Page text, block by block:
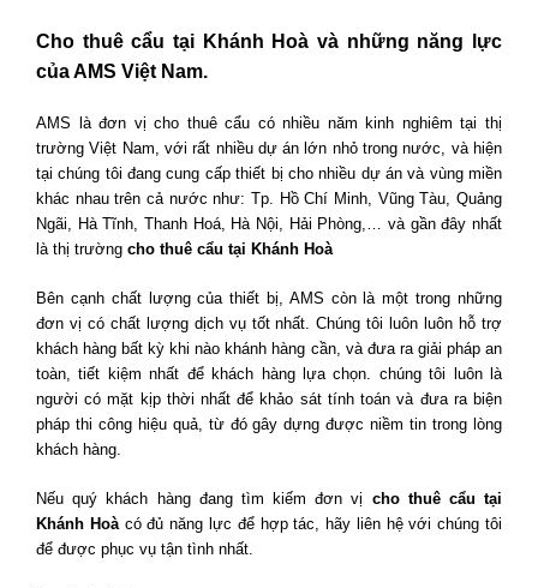
Cho thuê cẩu tại Khánh Hoà và những năng lực
của AMS Việt Nam.
AMS là đơn vị cho thuê cẩu có nhiều năm kinh nghiêm tại thị
trường Việt Nam, với rất nhiều dự án lớn nhỏ trong nước, và hiện
tại chúng tôi đang cung cấp thiết bị cho nhiều dự án và vùng miền
khác nhau trên cả nước như: Tp. Hồ Chí Minh, Vũng Tàu, Quảng
Ngãi, Hà Tĩnh, Thanh Hoá, Hà Nội, Hải Phòng,… và gần đây nhất
là thị trường cho thuê cẩu tại Khánh Hoà
Bên cạnh chất lượng của thiết bị, AMS còn là một trong những
đơn vị có chất lượng dịch vụ tốt nhất. Chúng tôi luôn luôn hỗ trợ
khách hàng bất kỳ khi nào khánh hàng cần, và đưa ra giải pháp an
toàn, tiết kiệm nhất để khách hàng lựa chọn. chúng tôi luôn là
người có mặt kịp thời nhất để khảo sát tính toán và đưa ra biện
pháp thi công hiệu quả, từ đó gây dựng được niềm tin trong lòng
khách hàng.
Nếu quý khách hàng đang tìm kiếm đơn vị cho thuê cẩu tại
Khánh Hoàcó đủ năng lực để hợp tác, hãy liên hệ với chúng tôi
để được phục vụ tận tình nhất.